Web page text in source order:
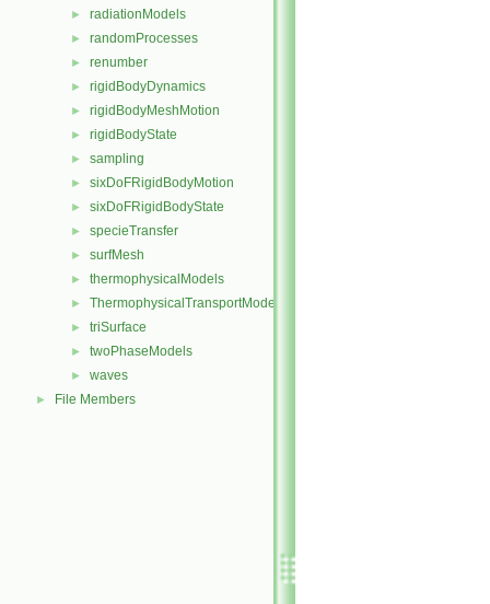
► radiationModels
► randomProcesses
► renumber
► rigidBodyDynamics
► rigidBodyMeshMotion
► rigidBodyState
► sampling
► sixDoFRigidBodyMotion
► sixDoFRigidBodyState
► specieTransfer
► surfMesh
► thermophysicalModels
► ThermophysicalTransportModels
► triSurface
► twoPhaseModels
► waves
► File Members